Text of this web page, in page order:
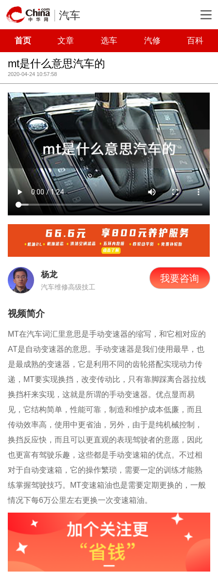
汽车
首页 文章 选车 汽修 百科
mt是什么意思汽车的
2020-04-24 10:57:58
杨龙
汽车维修高级技工
我要咨询
视频简介
MT在汽车词汇里意思是手动变速器的缩写，和它相对应的
AT是自动变速器的意思。手动变速器是我们使用最早，也
是最成熟的变速器，它是利用不同的齿轮搭配实现动力传
递， MT要实现换挡，改变传动比，只有靠脚踩离合器拉线
换挡杆来实现，这就是所谓的手动变速器。优点显而易
见，它结构简单，性能可靠，制造和维护成本低廉，而且
传动效率高，使用中更省油，另外，由于是纯机械控制，
换挡反应快，而且可以更直观的表现驾驶者的意愿，因此
也更富有驾驶乐趣，这些都是手动变速箱的优点。不过相
对于自动变速箱，它的操作繁琐，需要一定的训练才能熟
练掌握驾驶技巧。 MT变速箱油也是需要定期更换的，一般
情况下每6万公里左右更换一次变速箱油。